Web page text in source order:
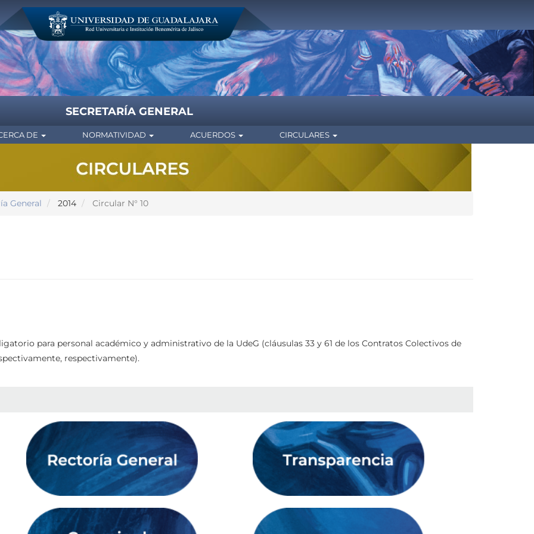
SECRETARÍA GENERAL
DE NORMATIVIDAD ACUERDOS CIRCULARES
General 2014 Circular N° 10
para personal académico y administrativo de la UdeG (cláusulas 33 y 61 de los Contratos Colectivos de
respectivamente).